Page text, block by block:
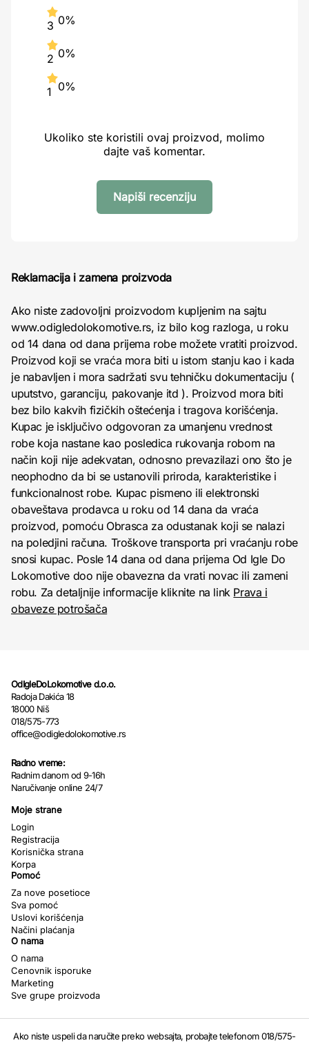
3 0%
2 0%
1 0%
Ukoliko ste koristili ovaj proizvod, molimo
dajte vaš komentar.
Napiši recenziju
Reklamacija i zamena proizvoda
Ako niste zadovoljni proizvodom kupljenim na sajtu
www.odigledolokomotive.rs, iz bilo kog razloga, u roku
od 14 dana od dana prijema robe možete vratiti proizvod.
Proizvod koji se vraća mora biti u istom stanju kao i kada
je nabavljen i mora sadržati svu tehničku dokumentaciju (
uputstvo, garanciju, pakovanje itd ). Proizvod mora biti
bez bilo kakvih fizičkih oštećenja i tragova korišćenja.
Kupac je isključivo odgovoran za umanjenu vrednost
robe koja nastane kao posledica rukovanja robom na
način koji nije adekvatan, odnosno prevazilazi ono što je
neophodno da bi se ustanovili priroda, karakteristike i
funkcionalnost robe. Kupac pismeno ili elektronski
obaveštava prodavca u roku od 14 dana da vraća
proizvod, pomoću Obrasca za odustanak koji se nalazi
na poledjini računa. Troškove transporta pri vraćanju robe
snosi kupac. Posle 14 dana od dana prijema Od Igle Do
Lokomotive doo nije obavezna da vrati novac ili zameni
robu. Za detaljnije informacije kliknite na link Prava i
obaveze potrošača
OdIgleDoLokomotive d.o.o.
Radoja Dakića 18
18000 Niš
018/575-773
office@odigledolokomotive.rs
Radno vreme:
Radnim danom od 9-16h
Naručivanje online 24/7
Moje strane
Login
Registracija
Korisnička strana
Korpa
Pomoć
Za nove posetioce
Sva pomoć
Uslovi korišćenja
Načini plaćanja
O nama
O nama
Cenovnik isporuke
Marketing
Sve grupe proizvoda
Ako niste uspeli da naručite preko websajta, probajte telefonom 018/575-